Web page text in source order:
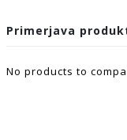
Primerjava
No products to